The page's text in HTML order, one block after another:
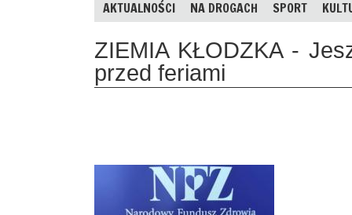
AKTUALNOŚCI NA DROGACH SPORT
ZIEMIA KŁODZKA -
przed feriami